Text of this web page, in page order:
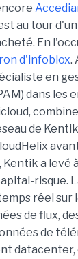
au tour
En
d'infoblox.
en
dans les
de
Kentik a levé
risque.
réel sur
de flux,
de
datacenter,